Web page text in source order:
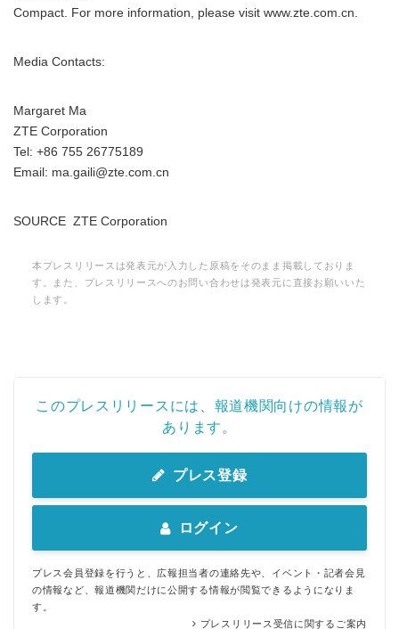
Compact. For more information, please visit www.zte.com.cn.
Media Contacts:
Margaret Ma
ZTE Corporation
Tel: +86 755 26775189
Email: ma.gaili@zte.com.cn
SOURCE ZTE Corporation
本プレスリリースは発表元が入力した原稿をそのまま掲載しておりま
す。また、プレスリリースへのお問い合わせは発表元に直接お願いいた
します。
このプレスリリースには、報道機関向けの情報が
あります。
プレス登録
ログイン
プレス会員登録を行うと、広報担当者の連絡先や、イベント・記者会見
の情報など、報道機関だけに公開する情報が閲覧できるようになりま
す。
プレスリリース受信に関するご案内